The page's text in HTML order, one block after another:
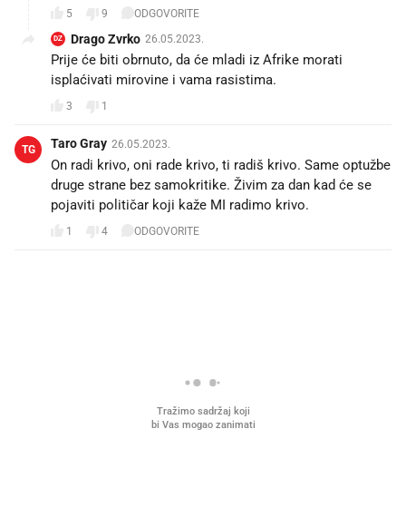
5 9 ODGOVORITE
DZ Drago Zvrko 26.05.2023.
Prije će biti obrnuto, da će mladi iz Afrike morati
isplaćivati mirovine i vama rasistima.
3 1
TG Taro Gray 26.05.2023.
On radi krivo, oni rade krivo, ti radiš krivo. Same optužbe
druge strane bez samokritike. Živim za dan kad će se
pojaviti političar koji kaže MI radimo krivo.
1 4 ODGOVORITE